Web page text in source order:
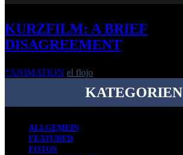
KURZFILM: A BRIEF
DISAGREEMENT
*ANIMATION el flojo
KATEGORIEN
ALLGEMEIN
FEATURED
FOTOS